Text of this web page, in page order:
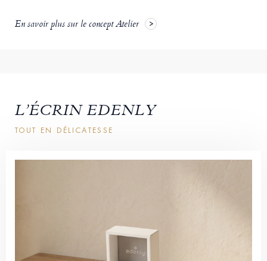
En savoir plus sur le concept Atelier
L’ÉCRIN EDENLY
TOUT EN DÉLICATESSE